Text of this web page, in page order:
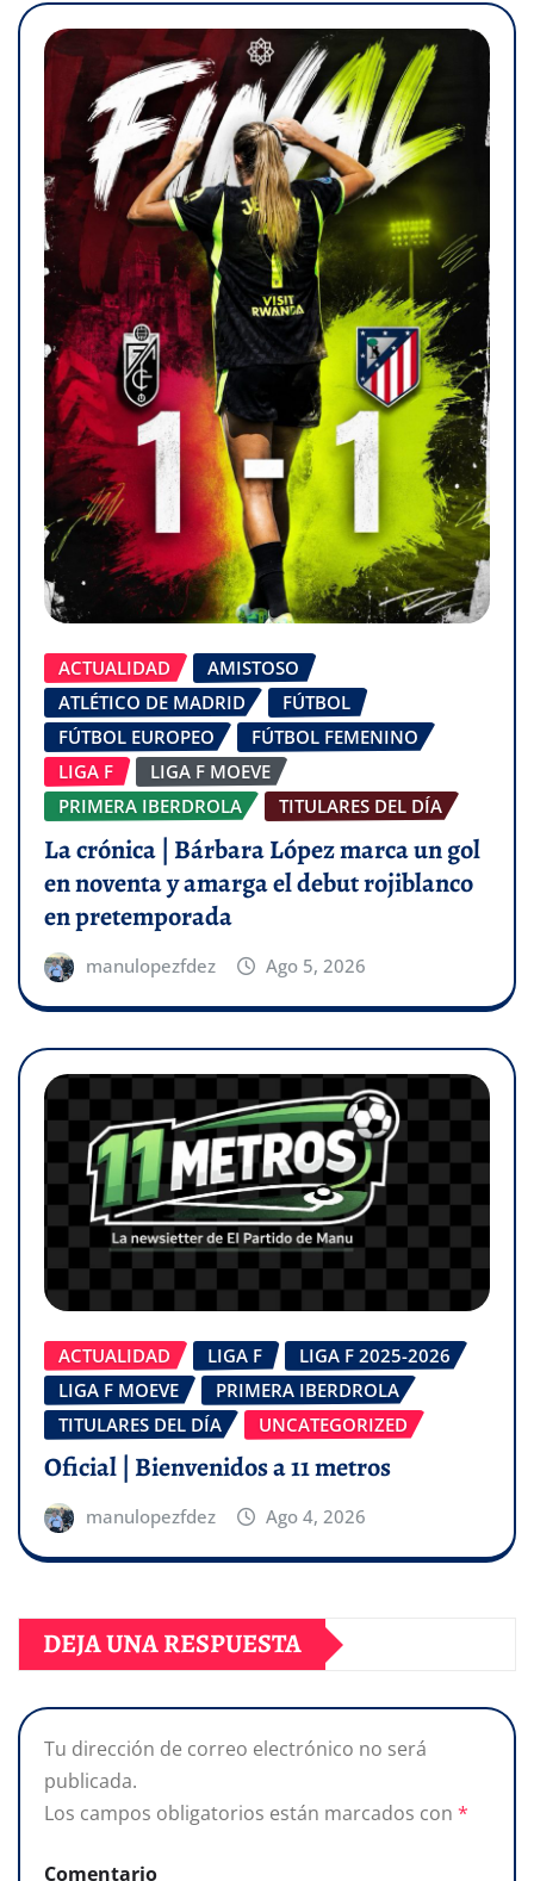
ACTUALIDAD
AMISTOSO
ATLÉTICO DE MADRID
FÚTBOL
FÚTBOL EUROPEO
FÚTBOL FEMENINO
LIGA F
LIGA F MOEVE
PRIMERA IBERDROLA
TITULARES DEL DÍA
La crónica | Bárbara López marca un gol
en noventa y amarga el debut rojiblanco
en pretemporada
manulopezfdez Ago 5, 2026
ACTUALIDAD LIGA F
LIGA F 2025-2026
LIGA F MOEVE
PRIMERA IBERDROLA
TITULARES DEL DÍA
UNCATEGORIZED
Oficial | Bienvenidos a 11 metros
manulopezfdez Ago 4, 2026
DEJA UNA RESPUESTA
Tu dirección de correo electrónico no será
publicada.
Los campos obligatorios están marcados con *
Comentario